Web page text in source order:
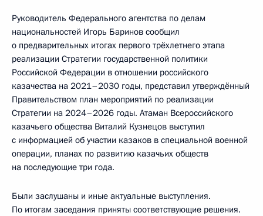
Руководитель Федерального агентства по делам
национальностей Игорь Баринов сообщил
о предварительных итогах первого трёхлетнего этапа
реализации Стратегии государственной политики
Российской Федерации в отношении российского
казачества на 2021–2030 годы, представил утверждённый
Правительством план мероприятий по реализации
Стратегии на 2024–2026 годы. Атаман Всероссийского
казачьего общества Виталий Кузнецов выступил
с информацией об участии казаков в специальной военной
операции, планах по развитию казачьих обществ
на последующие три года.
Были заслушаны и иные актуальные выступления.
По итогам заседания приняты соответствующие решения.